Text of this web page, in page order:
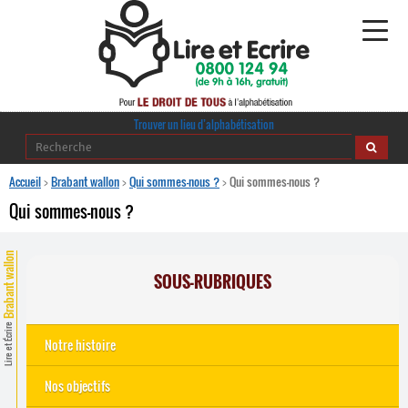
Alphabétisation
Espace presse
Trouver un lieu d’alphabétisation
Accueil>Brabant wallon>Qui sommes-nous ?>Qui sommes-nous ?
Qui sommes-nous ?
Lire et Écrire
Brabant wallon SOUS-RUBRIQUES
Notre histoire
Notre histoire
Nos objectifs